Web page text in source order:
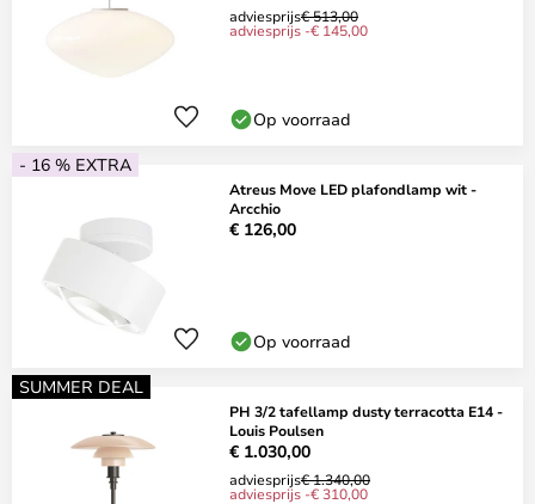
adviesprijs€ 513,00
adviesprijs -€ 145,00
Op voorraad
- 16 % EXTRA
Atreus Move LED plafondlamp wit -
Arcchio
€ 126,00
Op voorraad
SUMMER DEAL
PH 3/2 tafellamp dusty terracotta E14 -
Louis Poulsen
€ 1.030,00
adviesprijs€ 1.340,00
adviesprijs -€ 310,00